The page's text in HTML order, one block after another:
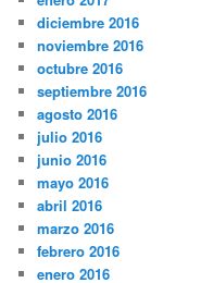
diciembre 2016
noviembre 2016
octubre 2016
septiembre 2016
agosto 2016
julio 2016
junio 2016
mayo 2016
abril 2016
marzo 2016
febrero 2016
enero 2016